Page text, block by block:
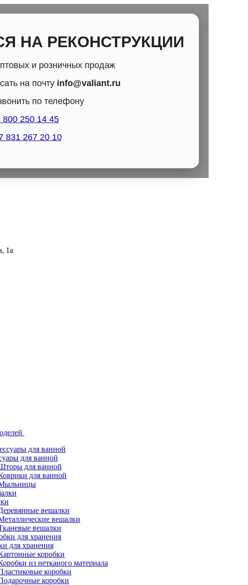
НА РЕКОНСТРУКЦИИ
и розничных продаж
на почту info@valiant.ru
по телефону
800 250 14 45
831 267 20 10
1а
для ванной
для ванной
для ванной
вешалки
вешалки
вешалки
для хранения
коробки
из нетканого материала
коробки
коробки